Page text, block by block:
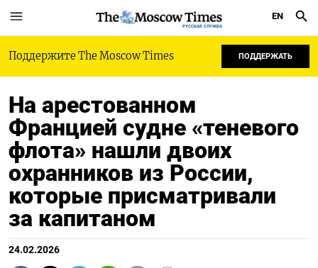
РУССКАЯ СЛУЖБА
EN
Поддержите The Moscow Times ПОДДЕРЖАТЬ
На арестованном
Францией судне «теневого
флота» нашли двоих
охранников из России,
которые присматривали
за капитаном
24.02.2026